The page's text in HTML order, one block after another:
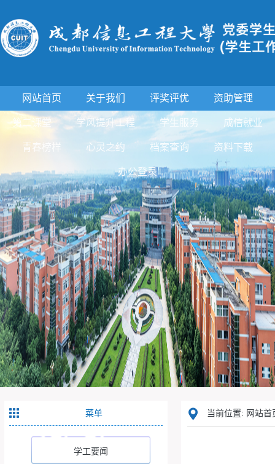
网站首页 关于我们 评奖评优 资助管理
第二课堂 学风提升工程 学生服务 成信就业
青春榜样 心灵之约 档案查询 资料下载
办公登录
菜单
学工要闻
当前位置: 网站